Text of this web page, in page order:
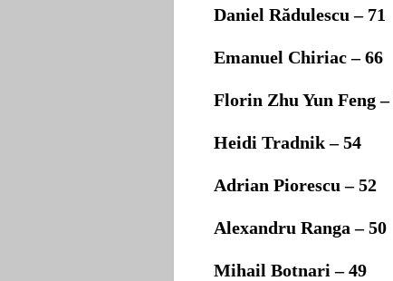
Daniel Rădulescu – 71
Emanuel Chiriac –66
Florin Zhu Yun Feng –
Heidi Tradnik –54
Adrian Piorescu –52
Alexandru Ranga –50
Mihail Botnari –49